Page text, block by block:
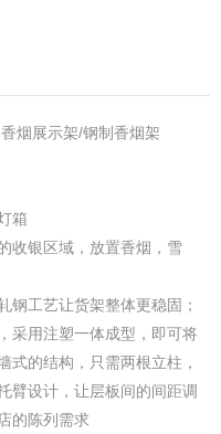
烟展示架/钢制香烟架
箱
收银区域，放置香烟，雪
钢工艺让货架整体更稳固；
采用注塑一体成型，即可将
式的结构，只需两根立柱，
臂设计，让层板间的间距调
的陈列需求